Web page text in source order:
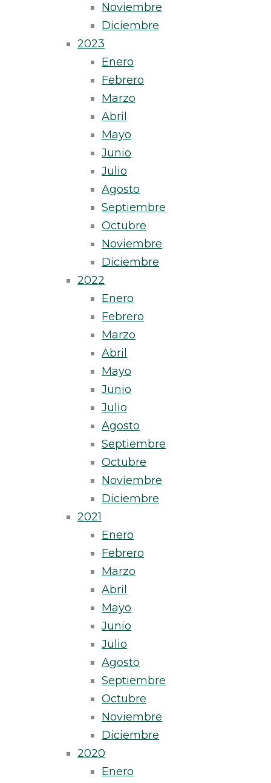
Noviembre
Diciembre
2023
Enero
Febrero
Marzo
Abril
Mayo
Junio
Julio
Agosto
Septiembre
Octubre
Noviembre
Diciembre
2022
Enero
Febrero
Marzo
Abril
Mayo
Junio
Julio
Agosto
Septiembre
Octubre
Noviembre
Diciembre
2021
Enero
Febrero
Marzo
Abril
Mayo
Junio
Julio
Agosto
Septiembre
Octubre
Noviembre
Diciembre
2020
Enero